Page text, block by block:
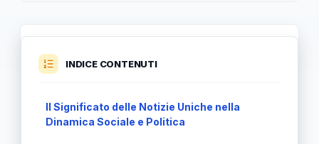
INDICE CONTENUTI
Il Significato delle Notizie Uniche nella
Dinamica Sociale e Politica